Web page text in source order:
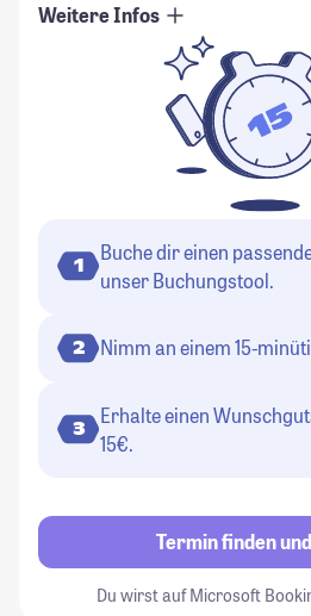
Weitere Infos
1
Buche dir einen
unser Buchungstool.
2 Nimm an einem 15-
3
Erhalte einen
15€.
Termin finden
Du wirst auf Microsoft